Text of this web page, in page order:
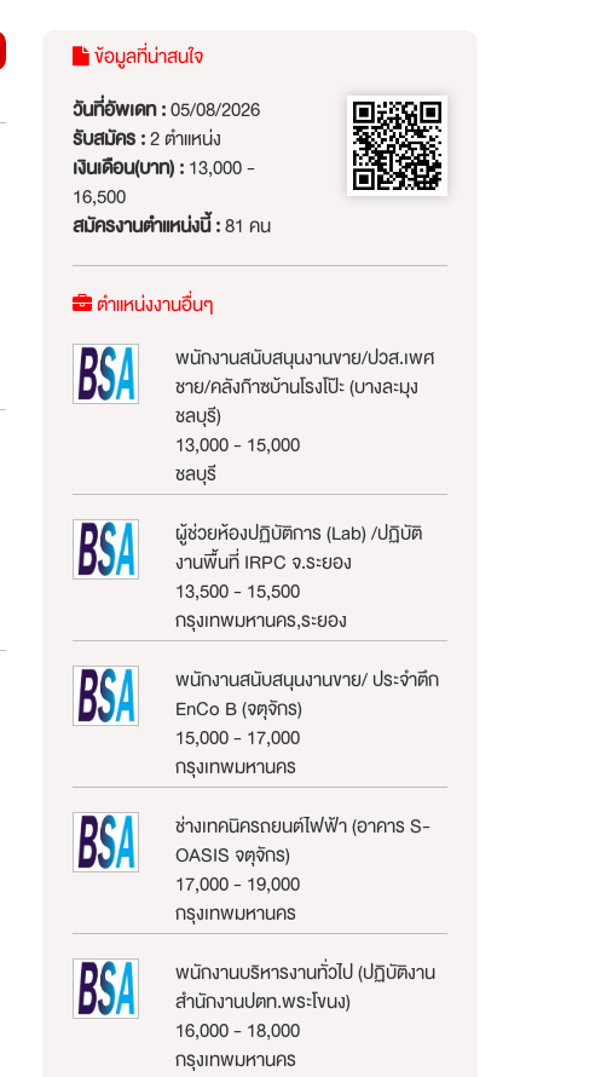
ข้อมูลที่น่าสนใจ
วันที่อัพเดท :05/08/2026
รับสมัคร :2 ตำแหน่ง
เงินเดือน(บาท) :13,000 -
16,500
สมัครงานตำแหน่งนี้ :81 คน
ตำแหน่งงานอื่นๆ
พนักงานสนับสนุนงานขาย/ปวส.เพศ
ชาย/คลังก๊าซบ้านโรงโป๊ะ (บางละมุง
ชลบุรี)
13,000 - 15,000
ชลบุรี
ผู้ช่วยห้องปฏิบัติการ (Lab) /ปฏิบัติ
งานพื้นที่ IRPC จ.ระยอง
13,500 - 15,500
กรุงเทพมหานคร,ระยอง
พนักงานสนับสนุนงานขาย/ ประจำตึก
EnCo B (จตุจักร)
15,000 - 17,000
กรุงเทพมหานคร
ช่างเทคนิครถยนต์ไฟฟ้า (อาคาร S-
OASIS จตุจักร)
17,000 - 19,000
กรุงเทพมหานคร
พนักงานบริหารงานทั่วไป (ปฏิบัติงาน
สำนักงานปตท.พระโขนง)
16,000 - 18,000
กรุงเทพมหานคร